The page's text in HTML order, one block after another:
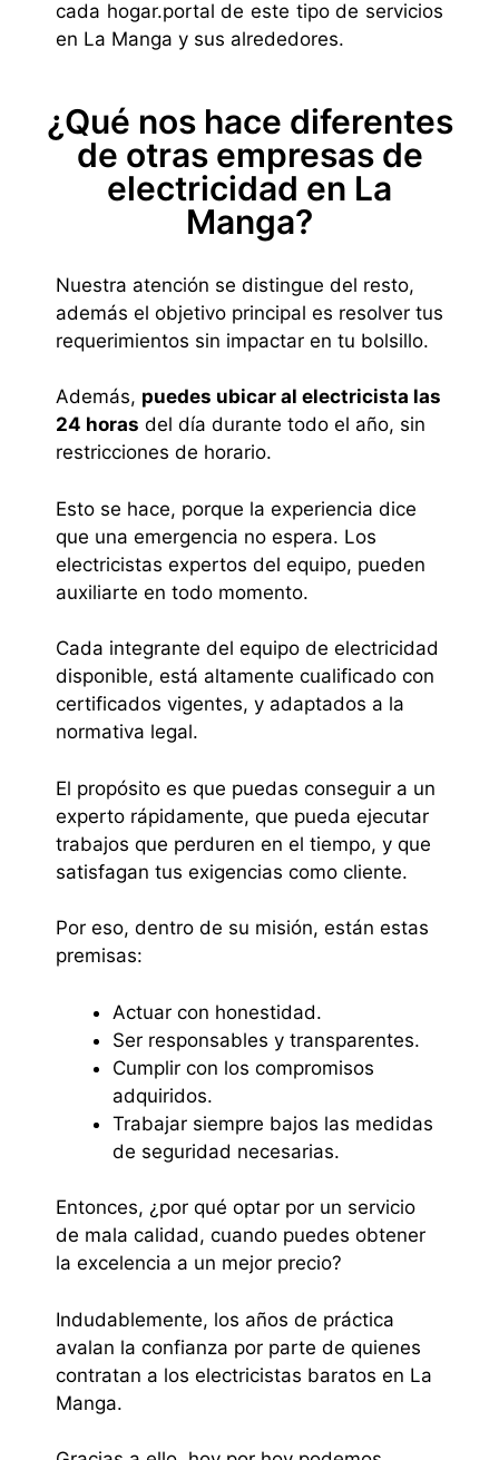
cada hogar.portal de este tipo de servicios
en La Manga y sus alrededores.
¿Qué nos hace diferentes
de otras empresas de
electricidad en La
Manga?
Nuestra atención se distingue del resto,
además el objetivo principal es resolver tus
requerimientos sin impactar en tu bolsillo.
Además, puedes ubicar al electricista las
24 horas del día durante todo el año, sin
restricciones de horario.
Esto se hace, porque la experiencia dice
que una emergencia no espera. Los
electricistas expertos del equipo, pueden
auxiliarte en todo momento.
Cada integrante del equipo de electricidad
disponible, está altamente cualificado con
certificados vigentes, y adaptados a la
normativa legal.
El propósito es que puedas conseguir a un
experto rápidamente, que pueda ejecutar
trabajos que perduren en el tiempo, y que
satisfagan tus exigencias como cliente.
Por eso, dentro de su misión, están estas
premisas:
Actuar con honestidad.
Ser responsables y transparentes.
Cumplir con los compromisos
adquiridos.
Trabajar siempre bajos las medidas
de seguridad necesarias.
Entonces, ¿por qué optar por un servicio
de mala calidad, cuando puedes obtener
la excelencia a un mejor precio?
Indudablemente, los años de práctica
avalan la confianza por parte de quienes
contratan a los electricistas baratos en La
Manga.